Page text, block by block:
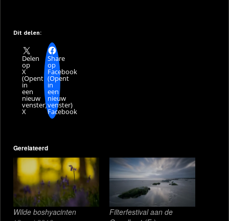
Dit delen:
Delen
op
X
(Opent
in
een
nieuw
venster)
X
Share
op
Facebook
(Opent
in
een
nieuw
venster)
Facebook
Gerelateerd
Wilde boshyacinten
Filterfestival aan de